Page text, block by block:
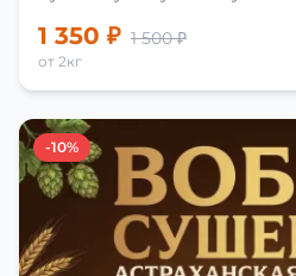
1 350 ₽ 1 500 ₽
от 2кг
-10%